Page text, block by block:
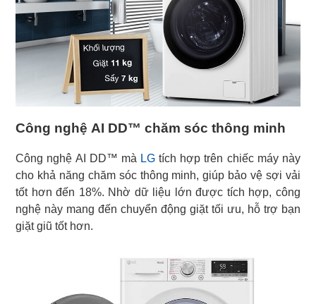
Công nghệ AI DD™ chăm sóc thông minh
Công nghệ AI DD™ mà LG tích hợp trên chiếc máy này
cho khả năng chăm sóc thông minh, giúp bảo vệ sợi vải
tốt hơn đến 18%. Nhờ dữ liệu lớn được tích hợp, công
nghệ này mang đến chuyển động giặt tối ưu, hỗ trợ bạn
giặt giũ tốt hơn.